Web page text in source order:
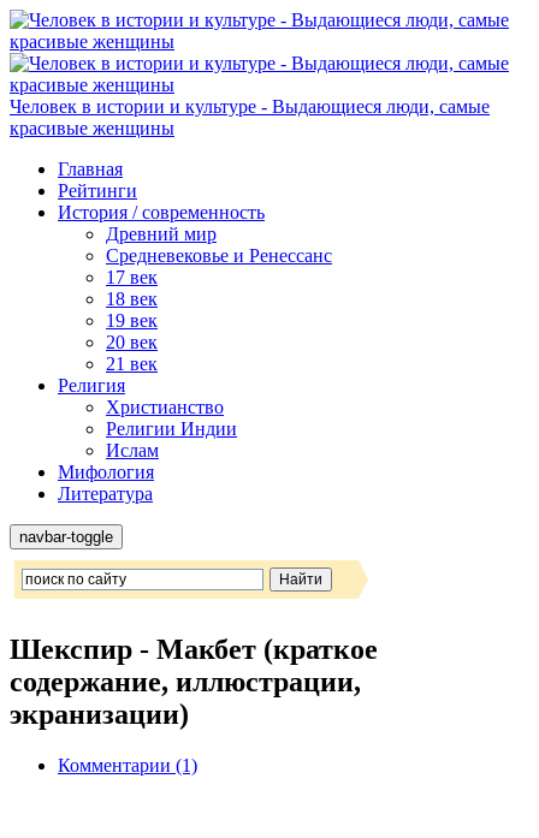
Человек в истории и культуре - Выдающиеся люди, самые
красивые женщины
Главная
Рейтинги
История / современность
Древний мир
Средневековье и Ренессанс
17 век
18 век
19 век
20 век
21 век
Религия
Христианство
Религии Индии
Ислам
Мифология
Литература
navbar-toggle
Шекспир - Макбет (краткое
содержание, иллюстрации,
экранизации)
Комментарии (1)